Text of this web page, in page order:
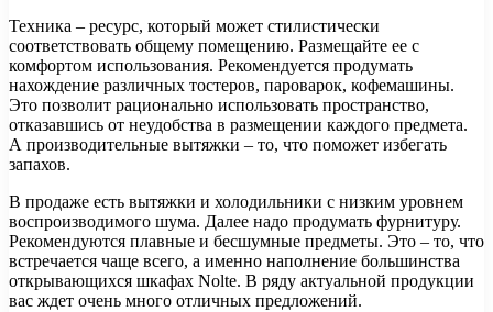
Техника – ресурс, который может стилистически
соответствовать общему помещению. Размещайте ее с
комфортом использования. Рекомендуется продумать
нахождение различных тостеров, пароварок, кофемашины.
Это позволит рационально использовать пространство,
отказавшись от неудобства в размещении каждого предмета.
А производительные вытяжки – то, что поможет избегать
запахов.
В продаже есть вытяжки и холодильники с низким уровнем
воспроизводимого шума. Далее надо продумать фурнитуру.
Рекомендуются плавные и бесшумные предметы. Это – то, что
встречается чаще всего, а именно наполнение большинства
открывающихся шкафах Nolte. В ряду актуальной продукции
вас ждет очень много отличных предложений.